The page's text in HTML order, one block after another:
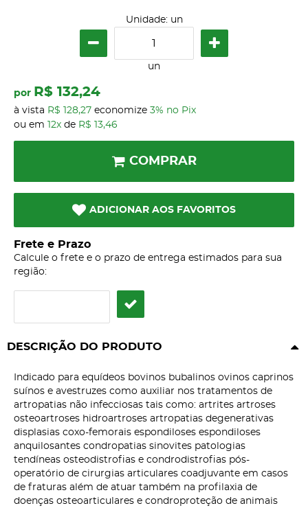
Unidade: un
un
por R$ 132,24
à vista R$ 128,27 economize 3% no Pix
ou em
12x de R$ 13,46
COMPRAR
ADICIONAR AOS FAVORITOS
Frete e Prazo
Calcule o frete e o prazo de entrega estimados para sua
região:
DESCRIÇÃO DO PRODUTO
Indicado para equídeos bovinos bubalinos ovinos caprinos
suínos e avestruzes como auxiliar nos tratamentos de
artropatias não infecciosas tais como: artrites artroses
osteoartroses hidroartroses artropatias degenerativas
displasias coxo-femorais espondiloses espondiloses
anquilosantes condropatias sinovites patologias
tendíneas osteodistrofias e condrodistrofias pós-
operatório de cirurgias articulares coadjuvante em casos
de fraturas além de atuar também na profilaxia de
doenças osteoarticulares e condroproteção de animais